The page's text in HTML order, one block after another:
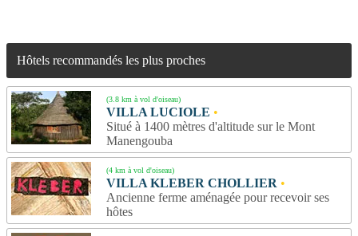
Hôtels recommandés les plus proches
(3.8 km à vol d'oiseau)
VILLA LUCIOLE •
Situé à 1400 mètres d'altitude sur le Mont
Manengouba
(4 km à vol d'oiseau)
VILLA KLEBER CHOLLIER •
Ancienne ferme aménagée pour recevoir ses
hôtes